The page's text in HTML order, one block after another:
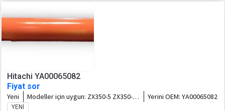
Hitachi YA00065082
Fiyat sor
Yeni Modeller için uygun: ZX350-5 ZX350-6
ZX350-7
Yerini OEM: YA00065082
YENI